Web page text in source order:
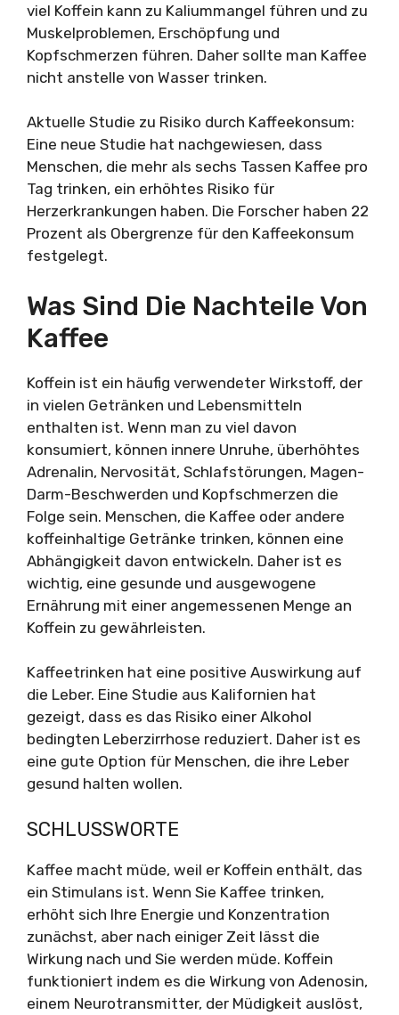
viel Koffein kann zu Kaliummangel führen und zu
Muskelproblemen, Erschöpfung und
Kopfschmerzen führen. Daher sollte man Kaffee
nicht anstelle von Wasser trinken.
Aktuelle Studie zu Risiko durch Kaffeekonsum:
Eine neue Studie hat nachgewiesen, dass
Menschen, die mehr als sechs Tassen Kaffee pro
Tag trinken, ein erhöhtes Risiko für
Herzerkrankungen haben. Die Forscher haben 22
Prozent als Obergrenze für den Kaffeekonsum
festgelegt.
Was Sind Die Nachteile Von
Kaffee
Koffein ist ein häufig verwendeter Wirkstoff, der
in vielen Getränken und Lebensmitteln
enthalten ist. Wenn man zu viel davon
konsumiert, können innere Unruhe, überhöhtes
Adrenalin, Nervosität, Schlafstörungen, Magen-
Darm-Beschwerden und Kopfschmerzen die
Folge sein. Menschen, die Kaffee oder andere
koffeinhaltige Getränke trinken, können eine
Abhängigkeit davon entwickeln. Daher ist es
wichtig, eine gesunde und ausgewogene
Ernährung mit einer angemessenen Menge an
Koffein zu gewährleisten.
Kaffeetrinken hat eine positive Auswirkung auf
die Leber. Eine Studie aus Kalifornien hat
gezeigt, dass es das Risiko einer Alkohol
bedingten Leberzirrhose reduziert. Daher ist es
eine gute Option für Menschen, die ihre Leber
gesund halten wollen.
SCHLUSSWORTE
Kaffee macht müde, weil er Koffein enthält, das
ein Stimulans ist. Wenn Sie Kaffee trinken,
erhöht sich Ihre Energie und Konzentration
zunächst, aber nach einiger Zeit lässt die
Wirkung nach und Sie werden müde. Koffein
funktioniert indem es die Wirkung von Adenosin,
einem Neurotransmitter, der Müdigkeit auslöst,